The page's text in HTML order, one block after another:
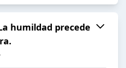
humildad precede